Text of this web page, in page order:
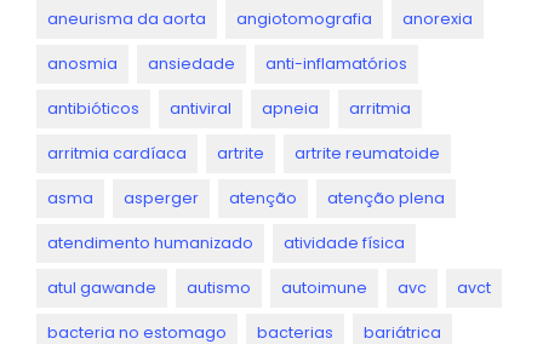
aneurisma da aorta angiotomografia anorexia
anosmia ansiedade anti-inflamatórios
antibióticos antiviral apneia arritmia
arritmia cardíaca artrite artrite reumatoide
asma asperger atenção atenção plena
atendimento humanizado atividade física
atul gawande autismo autoimune avc avct
bacteria no estomago bacterias bariátrica